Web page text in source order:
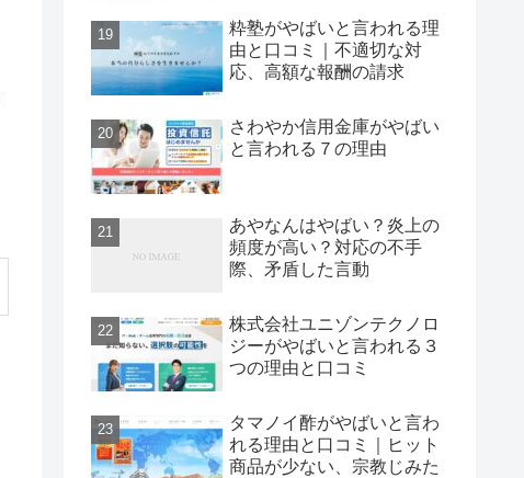
粋塾がやばいと言われる理
由と口コミ｜不適切な対
応、高額な報酬の請求
さわやか信用金庫がやばい
と言われる７の理由
あやなんはやばい？炎上の
頻度が高い？対応の不手
際、矛盾した言動
株式会社ユニゾンテクノロ
ジーがやばいと言われる３
つの理由と口コミ
タマノイ酢がやばいと言わ
れる理由と口コミ｜ヒット
商品が少ない、宗教じみた